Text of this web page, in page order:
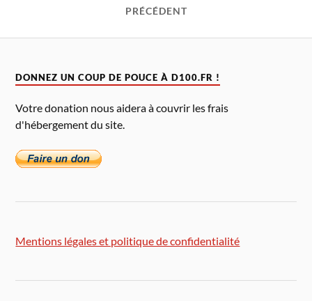
PRÉCÉDENT
DONNEZ UN COUP DE POUCE À D100.FR !
Votre donation nous aidera à couvrir les frais
d'hébergement du site.
Mentions légales et politique de confidentialité